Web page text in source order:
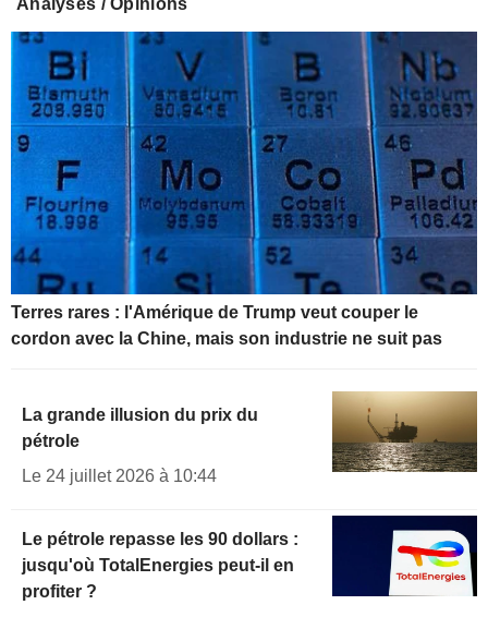
Analyses / Opinions
Terres rares : l'Amérique de Trump veut couper le
cordon avec la Chine, mais son industrie ne suit pas
La grande illusion du prix du
pétrole
Le 24 juillet 2026 à 10:44
Le pétrole repasse les 90 dollars :
jusqu'où TotalEnergies peut-il en
profiter ?